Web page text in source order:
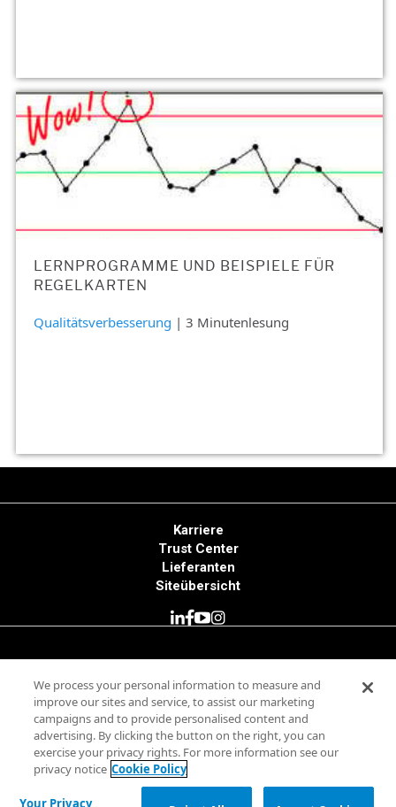
LERNPROGRAMME UND BEISPIELE FÜR
REGELKARTEN
Qualitätsverbesserung | 3 Minutenlesung
Karriere
Trust Center
Lieferanten
Siteübersicht
© 2025 Minitab, LLC. All Rights Reserved.
Nutzungsbedingungen
Datenschutzrichtlinie
Impressum
Rechtliche Hinweise
We process your personal information to measure and
improve our sites and service, to assist our marketing
campaigns and to provide personalised content and
advertising. By clicking the button on the right, you can
exercise your privacy rights. For more information see our
privacy notice Cookie Policy
Your Privacy